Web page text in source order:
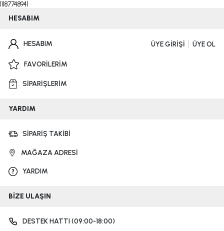
11187748941
HESABIM
HESABIM ÜYE GİRİŞİ ÜYE OL
FAVORİLERİM
SİPARİŞLERİM
YARDIM
SİPARİŞ TAKİBİ
MAĞAZA ADRESİ
YARDIM
BİZE ULAŞIN
DESTEK HATTI (09:00-18:00)